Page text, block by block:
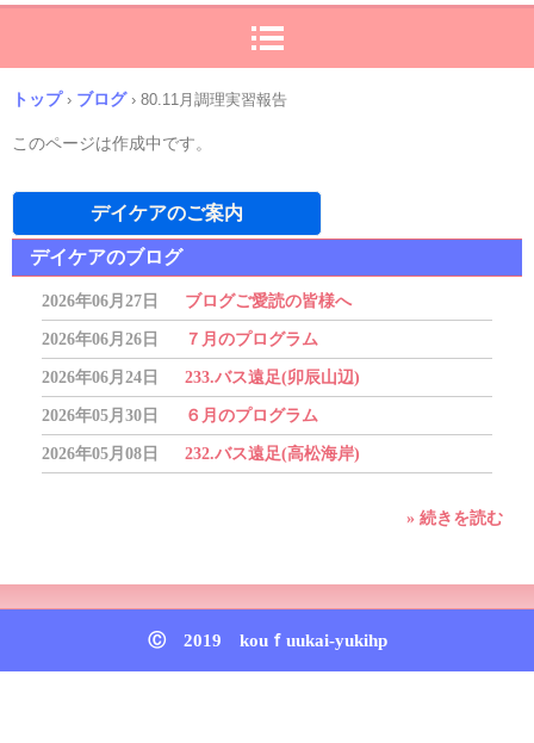
トップ › ブログ › 80.11月調理実習報告
このページは作成中です。
デイケアのご案内
デイケアのブログ
2026年06月27日 ブログご愛読の皆様へ
2026年06月26日 ７月のプログラム
2026年06月24日 233.バス遠足(卯辰山辺)
2026年05月30日 ６月のプログラム
2026年05月08日 232.バス遠足(高松海岸)
» 続きを読む
Ⓒ 2019 kouｆuukai-yukihp